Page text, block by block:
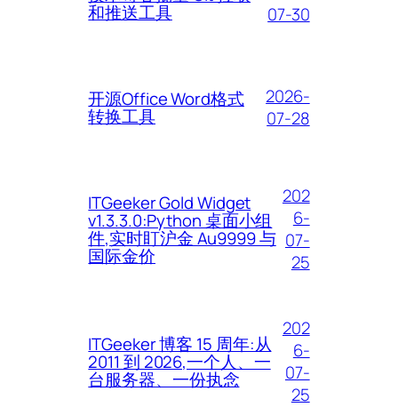
和推送工具
07-30
开源Office Word格式
转换工具
2026-
07-28
ITGeeker Gold Widget
v1.3.3.0:Python 桌面小组
件,实时盯沪金 Au9999 与
国际金价
202
6-
07-
25
ITGeeker 博客 15 周年:从
2011 到 2026,一个人、一
台服务器、一份执念
202
6-
07-
25